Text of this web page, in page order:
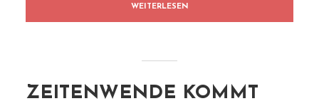
WEITERLESEN
ZEITENWENDE KOMMT